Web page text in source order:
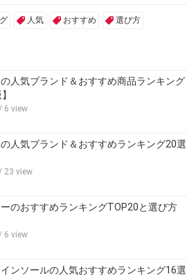
人気 おすすめ 選び方
人気ブランド＆おすすめ商品ランキング
/ 6 view
人気ブランド＆おすすめランキング20選
/ 23 view
のおすすめランキングTOP20と選び方
/ 6 view
ンソールの人気おすすめランキング16選